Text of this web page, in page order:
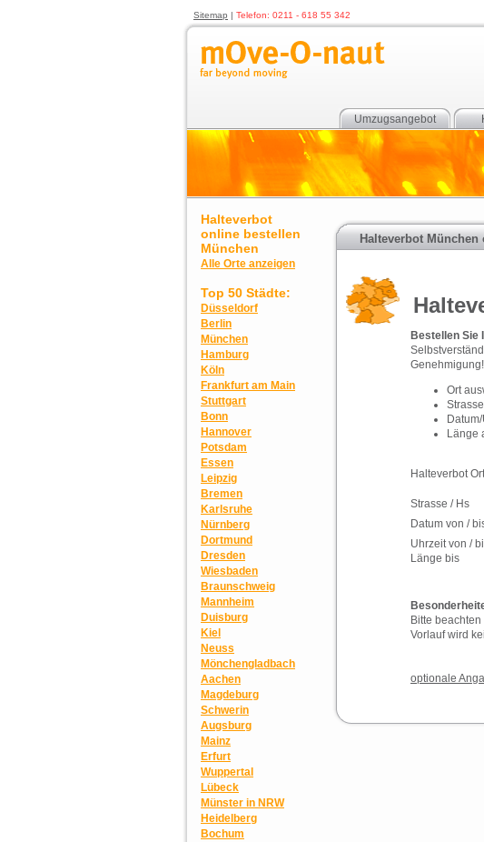
Sitemap | Telefon: 0211 - 618 55 342
Umzugsangebot
Halteverbot
online bestellen
München
Alle Orte anzeigen
Top 50 Städte:
Düsseldorf
Berlin
München
Hamburg
Köln
Frankfurt am Main
Stuttgart
Bonn
Hannover
Potsdam
Essen
Leipzig
Bremen
Karlsruhe
Nürnberg
Dortmund
Dresden
Wiesbaden
Braunschweig
Mannheim
Duisburg
Kiel
Neuss
Mönchengladbach
Aachen
Magdeburg
Schwerin
Augsburg
Mainz
Erfurt
Wuppertal
Lübeck
Münster in NRW
Heidelberg
Bochum
Halteverbot
Bestellen Sie
Ort
Länge
Halteverbot Ort
Strasse / Hs
Datum von /
Uhrzeit von /
Länge bis
Bitte
Vorlauf wird
optionale